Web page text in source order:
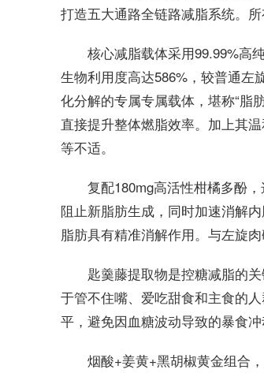
打造五大通路全链路减脂系统。
核心减脂载体采用99.99%高
生物利用度高达586%，较普通左
化分解的专属专属载体，堪称“脂
直接提升整体燃脂效率。加上其
等不适。
复配180mg高活性柑橘多酚
阻止新脂肪生成，同时加速消解
脂肪具有精准消解作用。与左旋
匙羹藤提取物是控糖减脂的
于管不住嘴、爱吃甜食和主食的
平，避免因血糖波动导致的暴食
烟酸+姜黄+黑胡椒黄金组合